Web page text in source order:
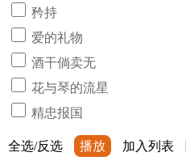
矜持
爱的礼物
酒干倘卖无
花与琴的流星
精忠报国
全选/反选 播放 加入列表